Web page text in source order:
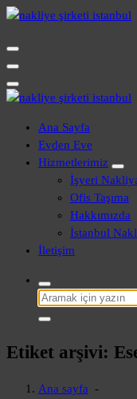
İçeriğe
Evden Eve - İşyeri Ofis
Evden Eve - İşyeri Ofis
Ana Sayfa
Evden Eve
Hizmetlerimiz
İşyeri
Ofis Taşıma
Hakkımızda
İstanbul
İletişim
Şunu
ara:
Etiket arşivi:
Ana sayfa -